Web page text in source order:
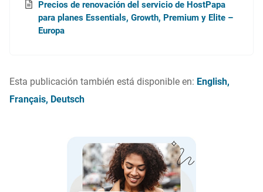
Precios de renovación del servicio de HostPapa
para planes Essentials, Growth, Premium y Elite –
Europa
Esta publicación también está disponible en: English
Français Deutsch